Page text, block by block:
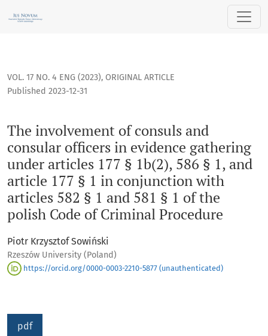
The involvement of consuls and consular officers in
VOL. 17 NO. 4 ENG (2023), ORIGINAL ARTICLE
The involvement of consuls and
consular officers in evidence gathering
under articles 177 § 1b(2), 586 § 1, and
article 177 § 1 in conjunction with
articles 582 § 1 and 581 § 1 of the
polish Code of Criminal Procedure
Published 2023-12-31
Piotr Krzysztof Sowiński
Rzeszów University (Poland)
https://orcid.org/0000-0003-2210-5877 (unauthenticated)
pdf